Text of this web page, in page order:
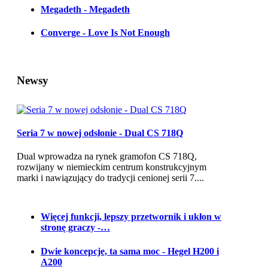
Megadeth - Megadeth
Converge - Love Is Not Enough
Newsy
Seria 7 w nowej odsłonie - Dual CS 718Q
Dual wprowadza na rynek gramofon CS 718Q,
rozwijany w niemieckim centrum konstrukcyjnym
marki i nawiązujący do tradycji cenionej serii 7....
Więcej funkcji, lepszy przetwornik i ukłon w
stronę graczy -…
Dwie koncepcje, ta sama moc - Hegel H200 i
A200